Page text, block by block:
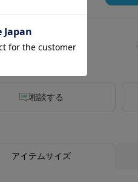
40
相談する
アイテムサイズ